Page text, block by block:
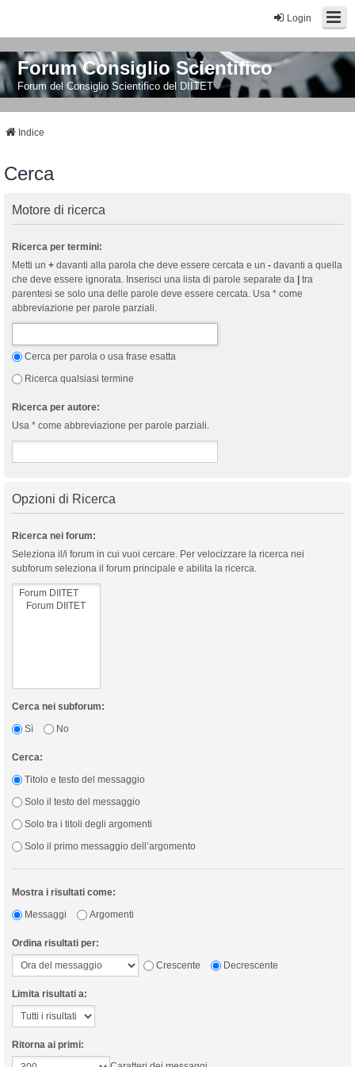
Login
Forum Consiglio Scientifico
Forum del Consiglio Scientifico del DIITET
Indice
Cerca
Motore di ricerca
Ricerca per termini:
Metti un + davanti alla parola che deve essere cercata e un - davanti a quella
che deve essere ignorata. Inserisci una lista di parole separate da
tra
parentesi se solo una delle parole deve essere cercata. Usa * come
abbreviazione per parole parziali.
Cerca per parola o usa frase esatta
Ricerca qualsiasi termine
Ricerca per autore:
Usa * come abbreviazione per parole parziali.
Opzioni di Ricerca
Ricerca nei forum:
Seleziona il/i forum in cui vuoi cercare. Per velocizzare la ricerca nei
subforum seleziona il forum principale e abilita la ricerca.
Cerca nei subforum:
Sì
No
Cerca:
Titolo e testo del messaggio
Solo il testo del messaggio
Solo tra i titoli degli argomenti
Solo il primo messaggio dell’argomento
Mostra i risultati come:
Messaggi
Argomenti
Ordina risultati per:
Crescente
Decrescente
Limita risultati a:
Ritorna ai primi: